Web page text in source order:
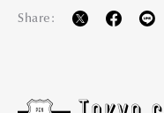
Share: